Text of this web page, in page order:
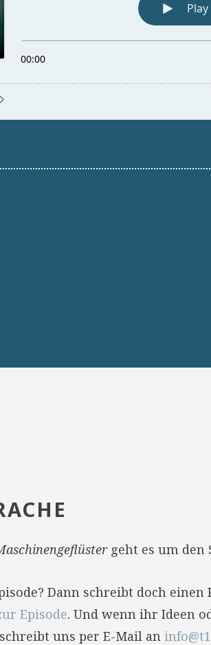
geht es um den
Dann schreibt doch
Episode. Und wenn ihr Ideen
uns per E-Mail an